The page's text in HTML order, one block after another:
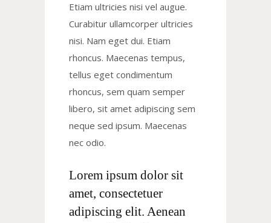
Etiam ultricies nisi vel augue.
Curabitur ullamcorper ultricies
nisi. Nam eget dui. Etiam
rhoncus. Maecenas tempus,
tellus eget condimentum
rhoncus, sem quam semper
libero, sit amet adipiscing sem
neque sed ipsum. Maecenas
nec odio.
Lorem ipsum dolor sit
amet, consectetuer
adipiscing elit. Aenean